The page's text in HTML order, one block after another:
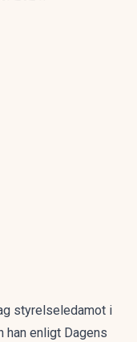
styrelseledamot i
han enligt Dagens